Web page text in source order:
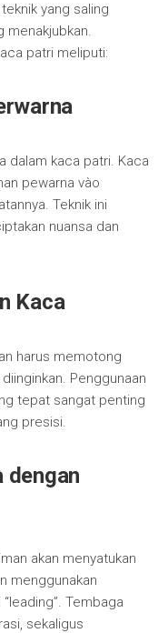
yang saling
menakjubkan.
patri meliputi:
dalam kaca patri. Kaca
pewarna vào
Teknik ini
nuansa dan
Kaca
harus memotong
Penggunaan
tepat sangat penting
presisi.
dengan
akan menyatukan
menggunakan
Tembaga
sekaligus